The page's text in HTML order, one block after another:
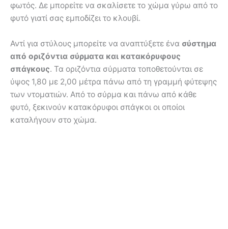
φωτός. Δε μπορείτε να σκαλίσετε το χώμα γύρω από το
φυτό γιατί σας εμποδίζει το κλουβί.
Αντί για στύλους μπορείτε να αναπτύξετε ένα σύστημα
από οριζόντια σύρματα και κατακόρυφους
σπάγκους. Τα οριζόντια σύρματα τοποθετούνται σε
ύψος 1,80 με 2,00 μέτρα πάνω από τη γραμμή φύτεψης
των ντοματιών. Από το σύρμα και πάνω από κάθε
φυτό, ξεκινούν κατακόρυφοι σπάγκοι οι οποίοι
καταλήγουν στο χώμα.